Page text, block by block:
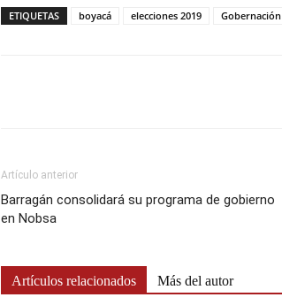
ETIQUETAS boyacá elecciones 2019 Gobernación
Artículo anterior
Barragán consolidará su programa de gobierno
en Nobsa
Artículos relacionados Más del autor